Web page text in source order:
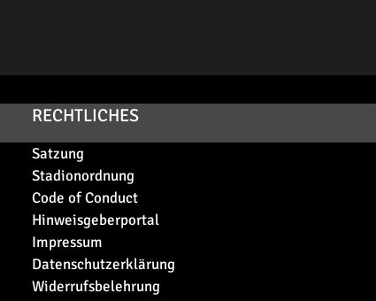
RECHTLICHES
Satzung
Stadionordnung
Code of Conduct
Hinweisgeberportal
Impressum
Datenschutzerklärung
Widerrufsbelehrung